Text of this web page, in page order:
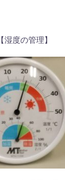
【湿度の管理】